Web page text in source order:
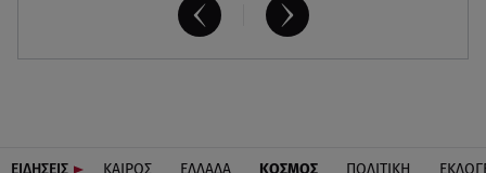
ΕΙΔΗΣΕΙΣ ΚΑΙΡΟΣ ΕΛΛΑΔΑ ΚΟΣΜΟΣ ΠΟΛΙΤΙΚΗ